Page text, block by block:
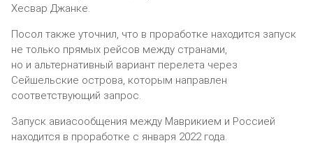
Хесвар Джанке.
Посол также уточнил, что в проработке находится запуск
не только прямых рейсов между странами,
но и альтернативный вариант перелета через
Сейшельские острова, которым направлен
соответствующий запрос.
Запуск авиасообщения между Маврикием и Россией
находится в проработке с января 2022 года.